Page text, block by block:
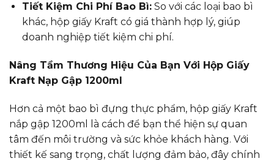
Tiết Kiệm Chi Phí Bao Bì:So với các loại bao bì
khác, hộp giấy Kraft có giá thành hợp lý, giúp
doanh nghiệp tiết kiệm chi phí.
Nâng Tầm Thương Hiệu Của Bạn Với Hộp Giấy
Kraft Nạp Gập 1200ml
Hơn cả một bao bì đựng thực phẩm, hộp giấy Kraft
nắp gập 1200ml là cách để bạn thể hiện sự quan
tâm đến môi trường và sức khỏe khách hàng. Với
thiết kế sang trọng, chất lượng đảm bảo, đây chính